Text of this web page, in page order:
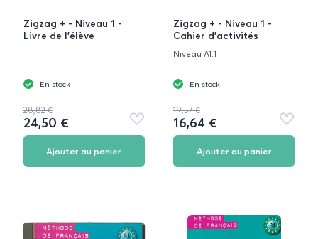
Zigzag + - Niveau 1 -
Livre de l'élève
En stock
28,82 €
24,50 €
Ajouter
aux
Ajouter au panier
Zigzag + - Niveau 1 -
Cahier d'activités
Niveau A1.1
En stock
19,57 €
16,64 €
Ajouter
aux
Ajouter au panier